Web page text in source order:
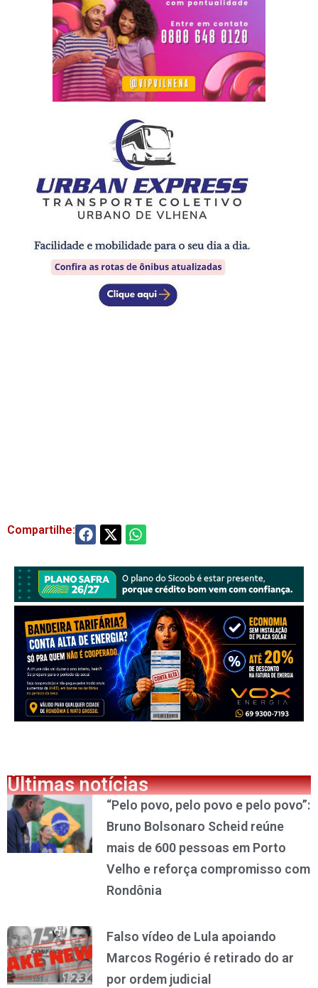
Compartilhe:
Últimas notícias
“Pelo povo, pelo povo e pelo povo”:
Bruno Bolsonaro Scheid reúne
mais de 600 pessoas em Porto
Velho e reforça compromisso com
Rondônia
Falso vídeo de Lula apoiando
Marcos Rogério é retirado do ar
por ordem judicial